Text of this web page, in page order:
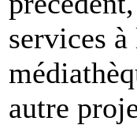
services
autre